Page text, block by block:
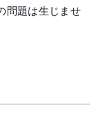
問題は生じませ